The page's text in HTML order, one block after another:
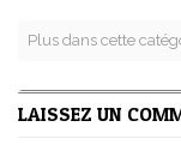
Plus dans cette
LAISSEZ UN